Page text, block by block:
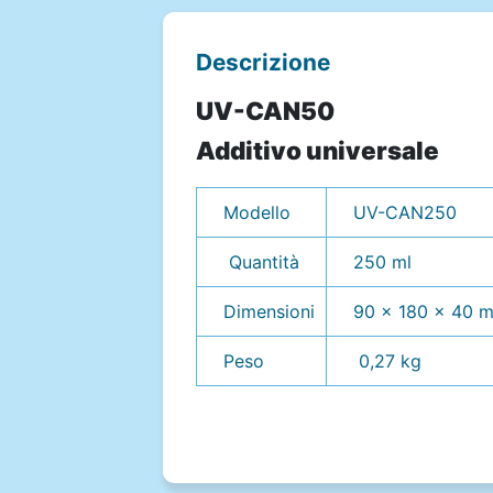
Descrizione
UV-CAN50
Additivo universale
Modello UV-CAN250
Quantità 250 ml
Dimensioni 90 x 180 x 40
Peso 0,27 kg